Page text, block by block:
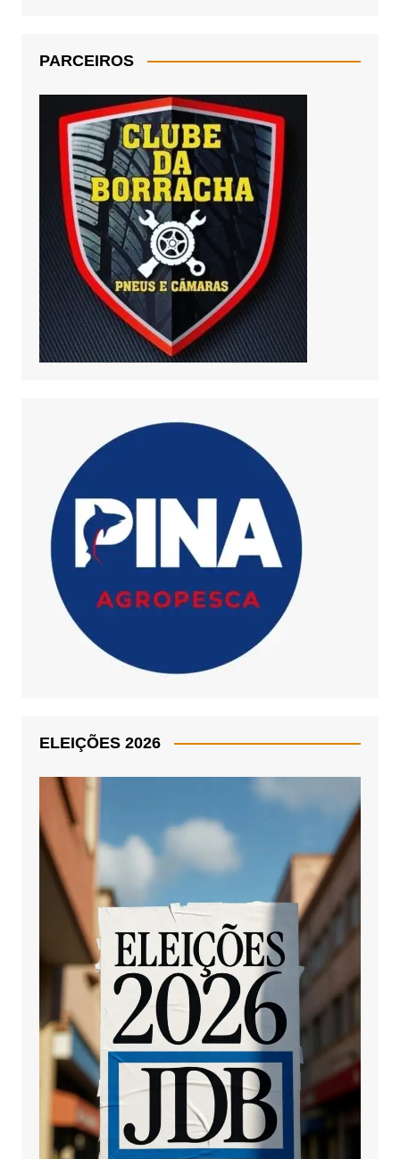
PARCEIROS
ELEIÇÕES 2026